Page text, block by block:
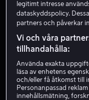
legitimt intresse
dataskyddspolicy.
partners och påverkar
Vi och våra
tillhandahålla:
Använda exakta
läsa av enhetens
och/eller få åtkomst till
Personanpassad
innehållsmätning,